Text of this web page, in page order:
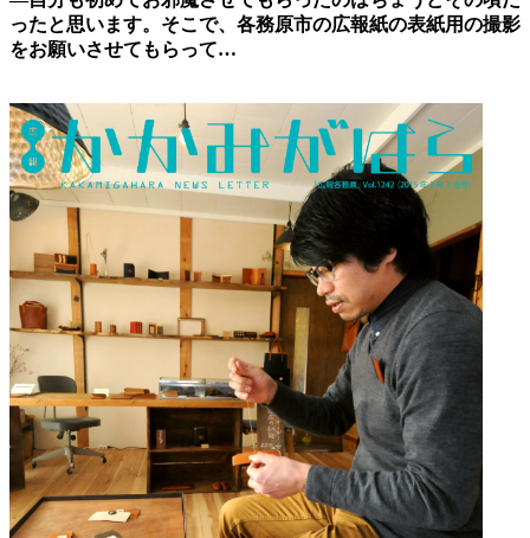
ったと思います。そこで、各務原市の広報紙の表紙用の撮影
をお願いさせてもらって…